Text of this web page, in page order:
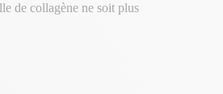
de collagène ne soit plus